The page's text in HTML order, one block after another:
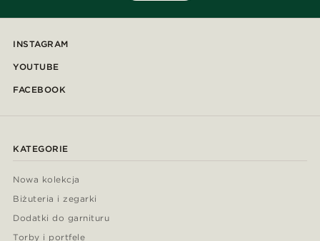
INSTAGRAM
YOUTUBE
FACEBOOK
KATEGORIE
Nowa kolekcja
Biżuteria i zegarki
Dodatki do garnituru
Torby i portfele